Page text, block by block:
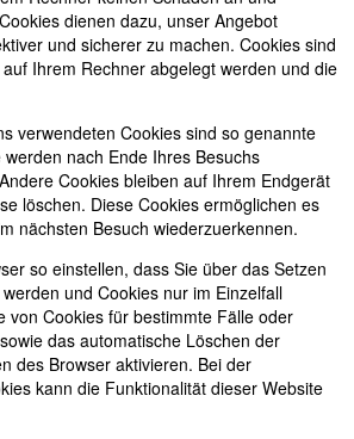
dienen dazu, unser Angebot
und sicherer zu machen. Cookies sind
Ihrem Rechner abgelegt werden und die
verwendeten Cookies sind so genannte
werden nach Ende Ihres Besuchs
Cookies bleiben auf Ihrem Endgerät
löschen. Diese Cookies ermöglichen es
nächsten Besuch wiederzuerkennen.
so einstellen, dass Sie über das Setzen
und Cookies nur im Einzelfall
von Cookies für bestimmte Fälle oder
das automatische Löschen der
des Browser aktivieren. Bei der
kann die Funktionalität dieser Website